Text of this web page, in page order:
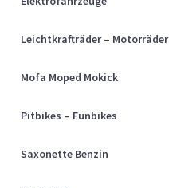
Leichtkrafträder – Motorräder
Mofa Moped Mokick
Pitbikes – Funbikes
Saxonette Benzin